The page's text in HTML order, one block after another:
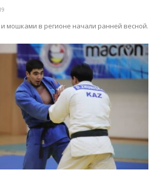
мошками в регионе начали ранней весной.